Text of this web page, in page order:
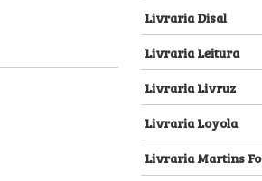
Livraria Disal
Livraria Leitura
Livraria Livruz
Livraria Loyola
Livraria Martins